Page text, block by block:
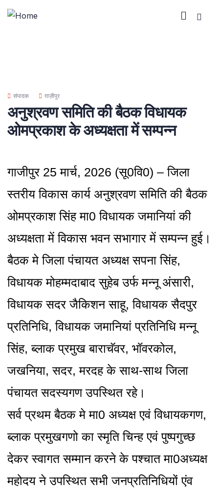
संपादक ग़ाज़ीपुर
अनुश्रवण समिति की बैठक विधायक
ओमप्रकाश के अध्यक्षता में सम्पन्न
गाजीपुर 25 मार्च, 2026 (सू0वि0) – जिला
स्तरीय विकास कार्य अनुश्रवण समिति की बैठक
ओमप्रकाश सिंह मा0 विधायक जमानियां की
अध्यक्षता में विकास भवन सभागार में सम्पन्न हुई।
बैठक मे जिला पंचायत अध्यक्ष सपना सिंह,
विधायक मोहम्मदाबाद सुहेब उर्फ मन्नू अंसारी,
विधायक सदर जैकिशन साहू, विधायक सैदपुर
प्रतिनिधि, विधायक जमानियां प्रतिनिधि मन्नू
सिंह, ब्लाक प्रमुख बाराचॅवर, भॉवरकोल,
जखनिया, सदर, मरदह के साथ-साथ जिला
पंचायत सदस्यगण उपस्थित रहे।
सर्व प्रथम बैठक मे मा0 अध्यक्ष एवं विधायकगण,
ब्लाक प्रमुखगणो का स्मृति चिन्ह एवं पुष्पगुच्छ
देकर स्वागत सम्मान करने के पश्चात मा0अध्यक्ष
महोदय ने उपस्थित सभी जनप्रतिनिधियों एंव